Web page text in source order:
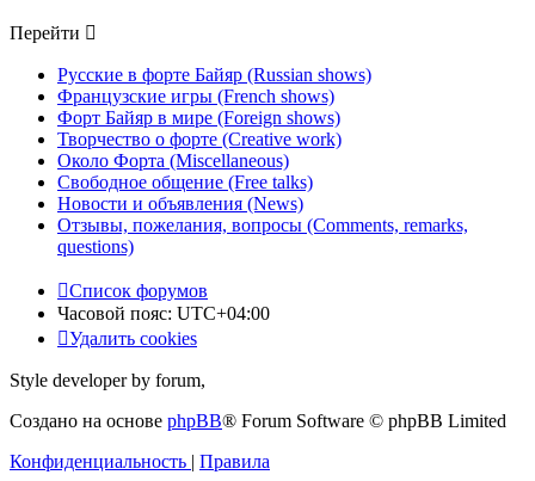
Перейти
Русские в форте Байяр (Russian shows)
Французские игры (French shows)
Форт Байяр в мире (Foreign shows)
Творчество о форте (Creative work)
Около Форта (Miscellaneous)
Свободное общение (Free talks)
Новости и объявления (News)
Отзывы, пожелания, вопросы (Comments, remarks,
questions)
Список форумов
Часовой пояс: UTC+04:00
Удалить cookies
Style developer by forum,
Создано на основе phpBB® Forum Software © phpBB Limited
Конфиденциальность | Правила